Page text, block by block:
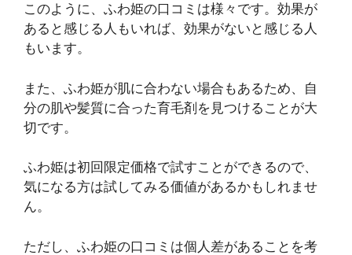
このように、ふわ姫の口コミは様々です。効果が
あると感じる人もいれば、効果がないと感じる人
もいます。
また、ふわ姫が肌に合わない場合もあるため、自
分の肌や髪質に合った育毛剤を見つけることが大
切です。
ふわ姫は初回限定価格で試すことができるので、
気になる方は試してみる価値があるかもしれませ
ん。
ただし、ふわ姫の口コミは個人差があることを考